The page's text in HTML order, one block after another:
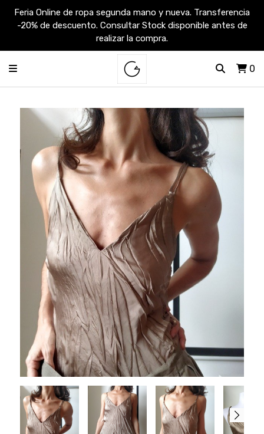
Feria Online de ropa segunda mano y nueva. Transferencia
-20% de descuento. Consultar Stock disponible antes de
realizar la compra.
0